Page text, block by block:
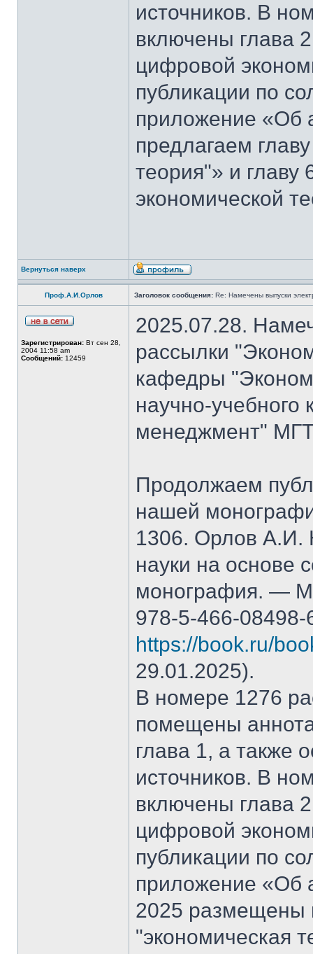
источников. В
включены глава
цифровой
публикации по
приложение «Об
предлагаем
теория"» и главу
экономической
Вернуться наверх
Проф.А.И.Орлов Заголовок сообщения: Re: Намечены выпуски
Зарегистрирован: Вт сен 28,
2004 11:58 am
Сообщений: 12459
2025.07.28.
рассылки
кафедры
научно-
менеджмент"
Продолжаем
нашей
1306. Орлов А.И.
науки на основе
монография. —
978-5-466-
https://book.ru/
29.01.2025).
В номере 1276
помещены
глава 1, а также
источников. В
включены глава
цифровой
публикации по
приложение «Об
2025 размещены
"экономическая